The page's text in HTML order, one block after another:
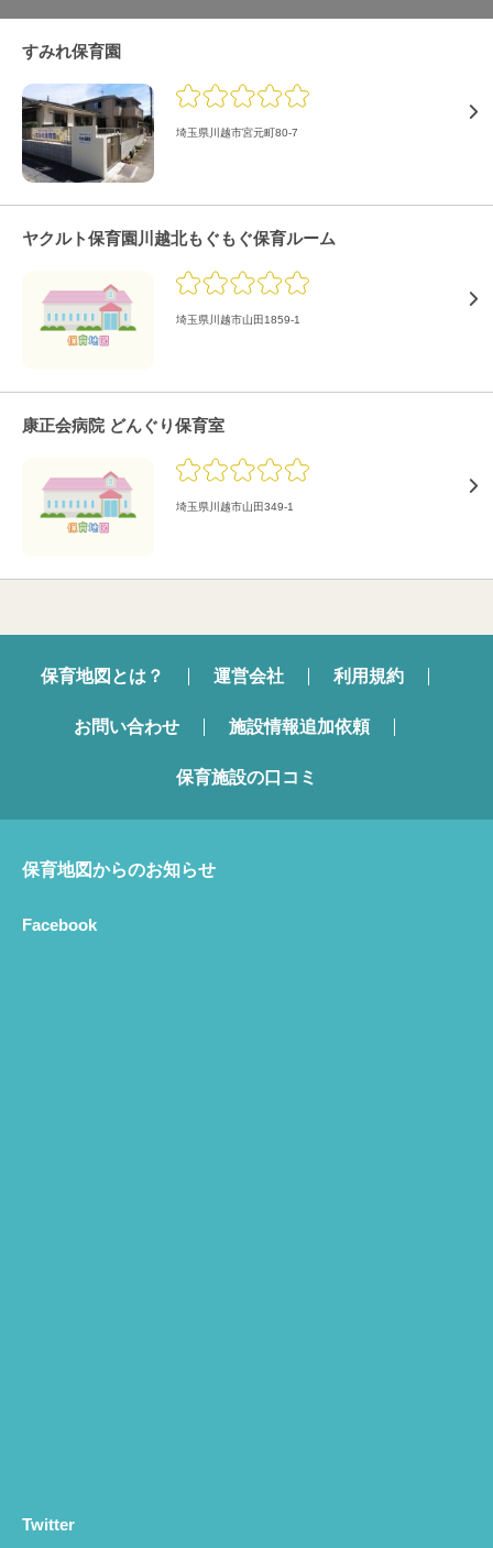
すみれ保育園
埼玉県川越市宮元町80-7
ヤクルト保育園川越北もぐもぐ保育ルーム
埼玉県川越市山田1859-1
康正会病院 どんぐり保育室
埼玉県川越市山田349-1
保育地図とは？ 運営会社 利用規約
お問い合わせ 施設情報追加依頼
保育施設の口コミ
保育地図からのお知らせ
Facebook
Twitter